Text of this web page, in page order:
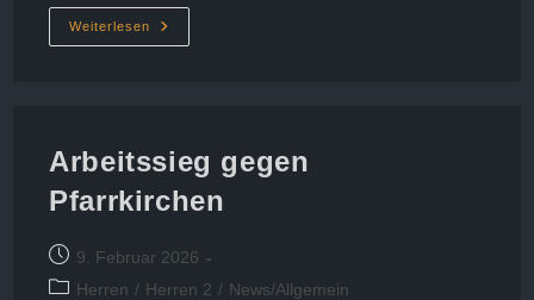
Weiterlesen
Kantersieg
Durch
Arbeitssieg gegen
Pfarrkirchen
Beitrag
veröffentlicht:
9. Februar 2026
Beitrags-
Herren / Herren 2 / News/Allgemein